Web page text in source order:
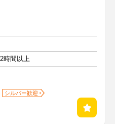
時間以上
シルバー歓迎